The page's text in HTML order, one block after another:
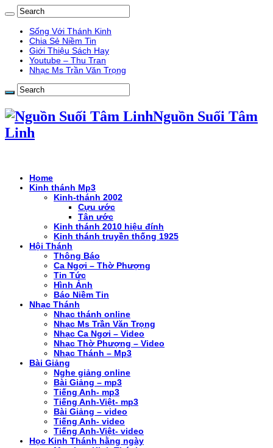
Sống Với Thánh Kinh
Chia Sẻ Niềm Tin
Giới Thiệu Sách Hay
Youtube – Thu Tran
Nhạc Ms Trần Văn Trọng
Nguồn Suối Tâm
Linh
Home
Kinh thánh Mp3
Kinh-thánh 2002
Cựu ước
Tân ước
Kinh thánh 2010 hiệu đính
Kinh thánh truyền thống 1925
Hội Thánh
Thông Báo
Ca Ngợi – Thờ Phượng
Tin Tức
Hình Ảnh
Báo Niềm Tin
Nhạc Thánh
Nhạc thánh online
Nhạc Ms Trần Văn Trọng
Nhạc Ca Ngơi – Video
Nhạc Thờ Phượng – Video
Nhạc Thánh – Mp3
Bài Giảng
Nghe giảng online
Bài Giảng – mp3
Tiếng Anh- mp3
Tiếng Anh-Việt- mp3
Bài Giảng – video
Tiếng Anh- video
Tiếng Anh-Việt- video
Học Kinh Thánh hằng ngày